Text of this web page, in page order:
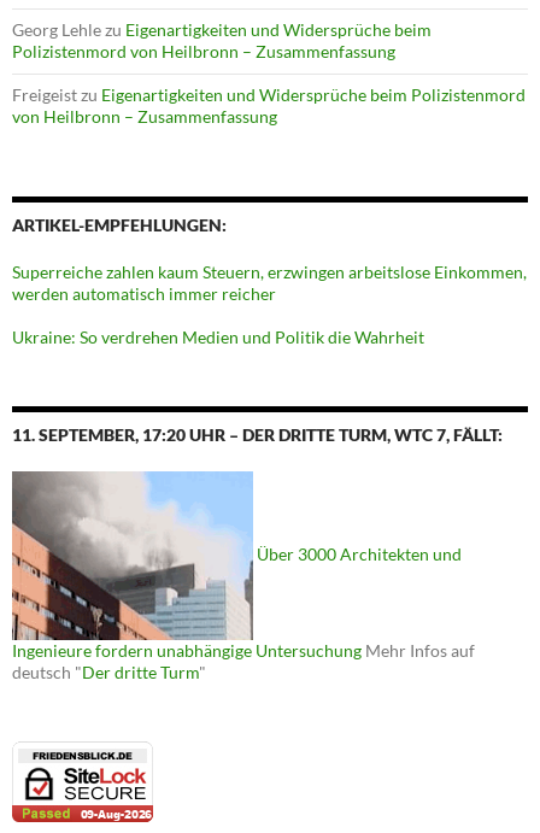
Georg Lehlezu Eigenartigkeiten und Widersprüche beim
Polizistenmord von Heilbronn – Zusammenfassung
Freigeistzu Eigenartigkeiten und Widersprüche beim Polizistenmord
von Heilbronn – Zusammenfassung
ARTIKEL-EMPFEHLUNGEN:
Superreiche zahlen kaum Steuern, erzwingen arbeitslose Einkommen,
werden automatisch immer reicher
Ukraine: So verdrehen Medien und Politik die Wahrheit
11. SEPTEMBER, 17:20 UHR – DER DRITTE TURM, WTC 7, FÄLLT:
Über 3000 Architekten und
Ingenieure fordern unabhängige Untersuchung Mehr Infos auf
deutsch "Der dritte Turm"